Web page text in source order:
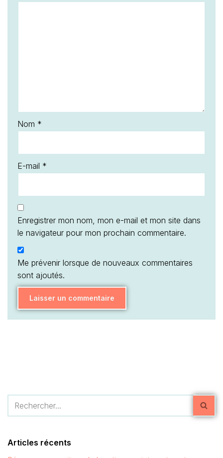
Nom *
E-mail *
Enregistrer mon nom, mon e-mail et mon site dans
le navigateur pour mon prochain commentaire.
Me prévenir lorsque de nouveaux commentaires
sont ajoutés.
Articles récents